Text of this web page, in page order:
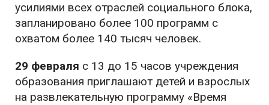
усилиями всех отраслей социального блока,
запланировано более 100 программ с
охватом более 140 тысяч человек.
29 февраля с 13 до 15 часов учреждения
образования приглашают детей и взрослых
на развлекательную программу «Время